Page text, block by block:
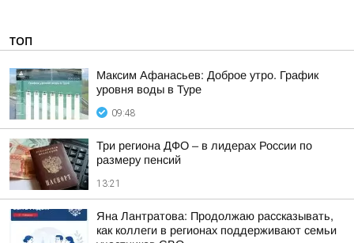
ТОП
Максим Афанасьев: Доброе утро. График
уровня воды в Туре
09:48
Три региона ДФО – в лидерах России по
размеру пенсий
13:21
Яна Лантратова: Продолжаю рассказывать,
как коллеги в регионах поддерживают семьи